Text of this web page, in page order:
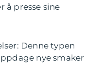
å presse sine
Denne typen
nye smaker